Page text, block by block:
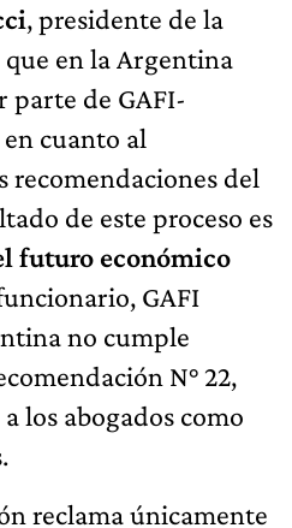
, presidente de la
en la Argentina
parte de GAFI-
cuanto al
del
de este proceso es
futuro económico
GAFI
no cumple
N° 22,
los abogados como
reclama únicamente